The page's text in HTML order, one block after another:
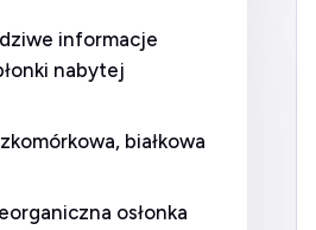
informacje
nabytej
białkowa
osłonka